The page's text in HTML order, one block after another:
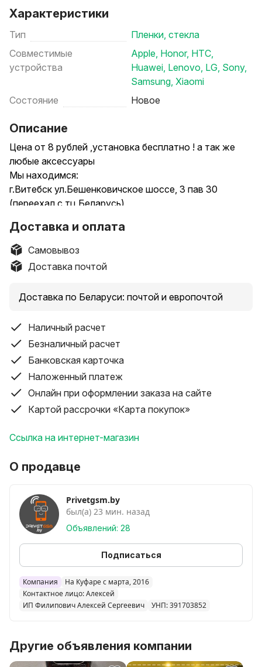
Характеристики
Тип
Пленки, стекла
Совместимые
устройства
Apple, Honor, HTC,
Huawei, Lenovo, LG, Sony,
Samsung, Xiaomi
Состояние
Новое
Описание
Цена от 8 рублей ,установка бесплатно ! а так же
любые аксессуары
Мы находимся:
г.Витебск ул.Бешенковичское шоссе, 3 пав 30
(переехал с тц Беларусь)
галерея, место 143
г.Горки ,ул якубовского д28,ТЦ Малая Европа ,пав 32
ДОСТАВКА по РБ 2-3 дня: почтой и европочтой.
**************************
интернет-магазин privetgsm.by
Стекла есть на все бренды и модели телефонов
,установка бесплатно!
Так же можем отправить почтой в любую точку рб
А так же : Чехлы книжки , Бампера на все марки и
модели , колонки , зарядки , флешки , штативы ,
наушники , мышки , uzb-кабеля и другое
Доставка и оплата
Самовывоз
Доставка почтой
Доставка по Беларуси: почтой и европочтой
Наличный расчет
Безналичный расчет
Банковская карточка
Наложенный платеж
Онлайн при оформлении заказа на сайте
Картой рассрочки «Карта покупок»
Ссылка на интернет-магазин
О продавце
Privetgsm.by
был(а) 23 мин. назад
Объявлений: 28
Подписаться
Компания
На Куфаре с марта, 2016
Контактное лицо: Алексей
ИП Филипович Алексей Сергеевич
УНП: 391703852
Другие объявления компании